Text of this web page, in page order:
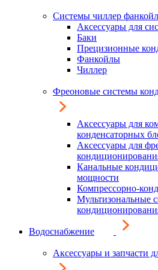
Системы чиллер фанкойл
Аксессуары для
Баки
Прецизионные
Фанкойлы
Чиллер
Фреоновые системы
Аксессуары для
конденсаторных
Аксессуары для
Канальные
мощности
Компрессорно-
Мультизональные
Водоснабжение
Аксессуары и запчасти